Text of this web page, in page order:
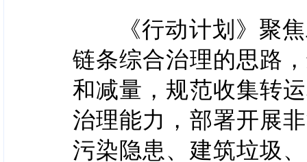
《行动计划》聚焦
链条综合治理的思路
和减量，规范收集转
治理能力，部署开展
污染隐患、建筑垃圾